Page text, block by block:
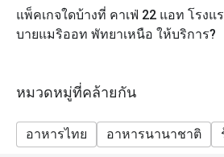
แพ็คเกจใดบ้างที่ คาเฟ่ 22 แอท โรง
บายแมริออท พัทยาเหนือ ให้บริการ?
หมวดหมู่ที่คล้ายกัน
อาหารไทย อาหารนานาชาติ